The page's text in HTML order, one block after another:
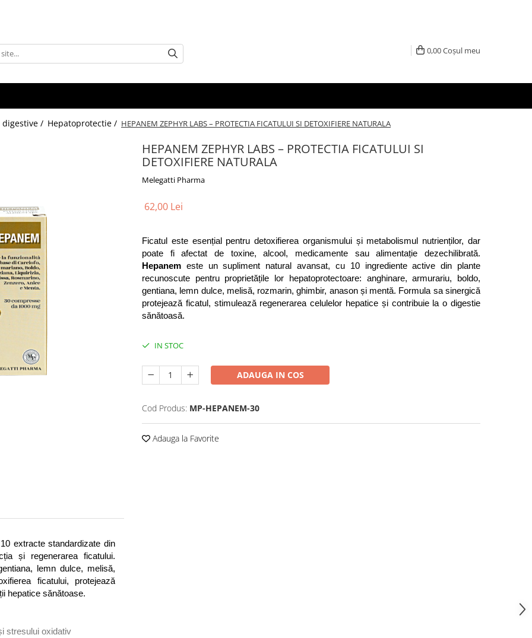
0,00Coșul meu
/ Hepatoprotectie / HEPANEM ZEPHYR LABS – PROTECTIA FICATULUI SI DETOXIFIERE NATURALA
HEPANEM ZEPHYR LABS – PROTECTIA FICATULUI SI
DETOXIFIERE NATURALA
Melegatti Pharma
62,00 Lei
Ficatul este esențial pentru detoxifierea organismului și metabolismul nutrienților, dar
Hepanem este un supliment natural avansat, cu 10 ingrediente active din plante
recunoscute pentru proprietățile lor hepatoprotectoare: anghinare, armurariu, boldo,
gentiana, lemn dulce, melisă, rozmarin, ghimbir, anason și mentă. Formula sa sinergică
protejează ficatul, stimulează regenerarea celulelor hepatice și contribuie la o digestie
sănătoasă.
IN STOC
ADAUGA IN COS
Cod Produs: MP-HEPANEM-30
Adauga la Favorite
extracte standardizate din
și regenerarea ficatului.
lemn dulce, melisă,
ficatului, protejează
hepatice sănătoase.
stresului oxidativ